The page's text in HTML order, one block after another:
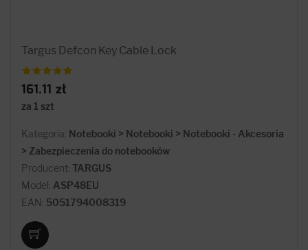
Targus Defcon Key Cable Lock
161.11 zł
za 1 szt
Kategoria: Notebooki > Notebooki > Notebooki - Akcesoria
> Zabezpieczenia do notebooków
Producent: TARGUS
Model: ASP48EU
EAN: 5051794008319